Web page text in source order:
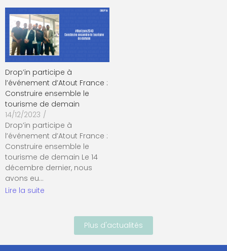
Drop’in participe à
l’événement d’Atout France :
Construire ensemble le
tourisme de demain
14/12/2023 /
Drop’in participe à
l’événement d’Atout France :
Construire ensemble le
tourisme de demain Le 14
décembre dernier, nous
avons eu…
Lire la suite
Plus d'actualités